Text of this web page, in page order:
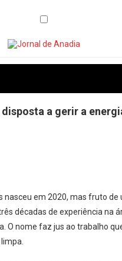
a gerir a
nasceu em 2020, mas fruto de
décadas de experiência na
O nome faz jus ao trabalho